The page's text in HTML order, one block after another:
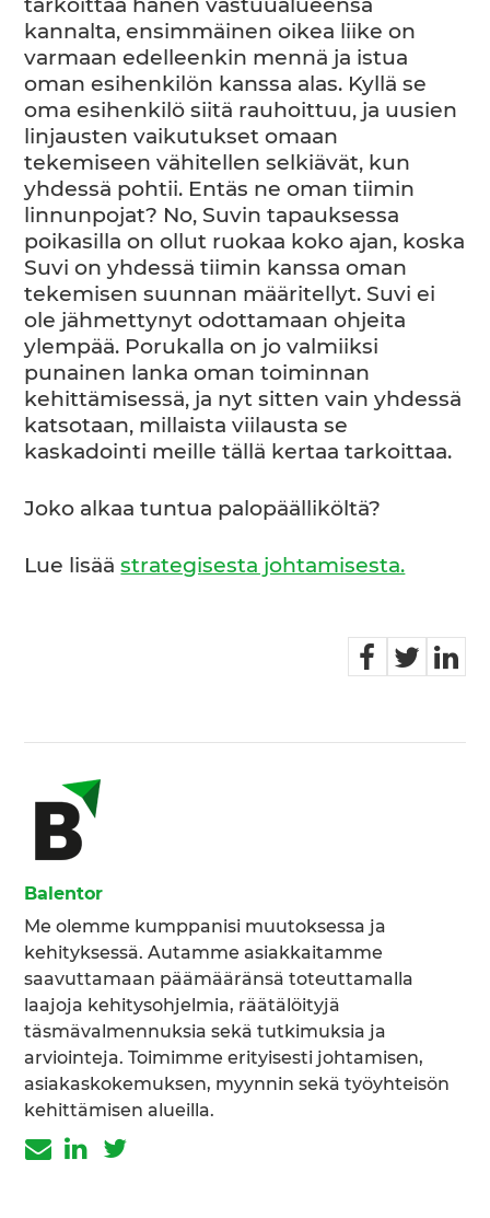
tarkoittaa hänen vastuualueensa
kannalta, ensimmäinen oikea liike on
varmaan edelleenkin mennä ja istua
oman esihenkilön kanssa alas. Kyllä se
oma esihenkilö siitä rauhoittuu, ja uusien
linjausten vaikutukset omaan
tekemiseen vähitellen selkiävät, kun
yhdessä pohtii. Entäs ne oman tiimin
linnunpojat? No, Suvin tapauksessa
poikasilla on ollut ruokaa koko ajan, koska
Suvi on yhdessä tiimin kanssa oman
tekemisen suunnan määritellyt. Suvi ei
ole jähmettynyt odottamaan ohjeita
ylempää. Porukalla on jo valmiiksi
punainen lanka oman toiminnan
kehittämisessä, ja nyt sitten vain yhdessä
katsotaan, millaista viilausta se
kaskadointi meille tällä kertaa tarkoittaa.
Joko alkaa tuntua palopäälliköltä?
Lue lisäästrategisesta johtamisesta.
Balentor
Me olemme kumppanisi muutoksessa ja
kehityksessä. Autamme asiakkaitamme
saavuttamaan päämääränsä toteuttamalla
laajoja kehitysohjelmia, räätälöityjä
täsmävalmennuksia sekä tutkimuksia ja
arviointeja. Toimimme erityisesti johtamisen,
asiakaskokemuksen, myynnin sekä työyhteisön
kehittämisen alueilla.